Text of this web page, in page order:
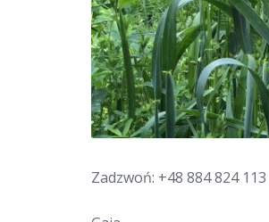
Zadzwoń: +48 884 824 113